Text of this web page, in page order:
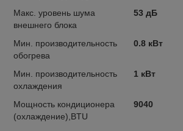
Макс. уровень шума
внешнего блока
53 дБ
Мин. производительность
обогрева
0.8 кВт
Мин. производительность
охлаждения
1 кВт
Мощность кондиционера
(охлаждение),BTU
9040